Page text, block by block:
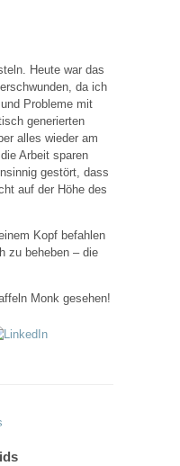
Heute war das
da ich
Probleme mit
generierten
alles wieder am
Arbeit sparen
gestört, dass
auf der Höhe des
Kopf befahlen
zu beheben – die
Monk gesehen!